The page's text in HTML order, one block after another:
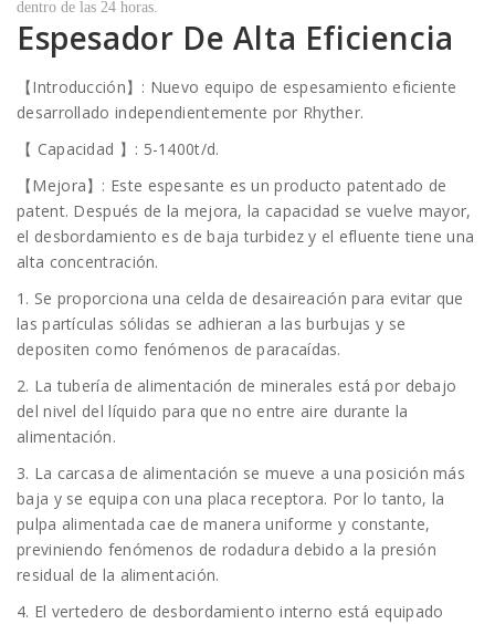
dentro de las 24 horas.
Espesador De Alta Eficiencia
【Introducción】: Nuevo equipo de espesamiento eficiente
desarrollado independientemente por Rhyther.
【 Capacidad 】: 5-1400t/d.
【Mejora】: Este espesante es un producto patentado de
patent. Después de la mejora, la capacidad se vuelve mayor,
el desbordamiento es de baja turbidez y el efluente tiene una
alta concentración.
1. Se proporciona una celda de desaireación para evitar que
las partículas sólidas se adhieran a las burbujas y se
depositen como fenómenos de paracaídas.
2. La tubería de alimentación de minerales está por debajo
del nivel del líquido para que no entre aire durante la
alimentación.
3. La carcasa de alimentación se mueve a una posición más
baja y se equipa con una placa receptora. Por lo tanto, la
pulpa alimentada cae de manera uniforme y constante,
previniendo fenómenos de rodadura debido a la presión
residual de la alimentación.
4. El vertedero de desbordamiento interno está equipado